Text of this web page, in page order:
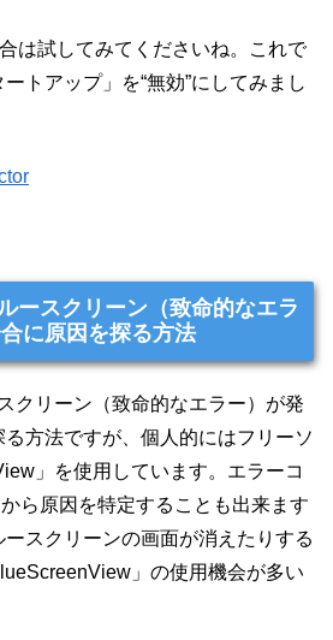
は試してみてくださいね。これで
トアップ」を“無効”にしてみまし
ースクリーン（致命的なエラ
に原因を探る方法
クリーン（致命的なエラー）が発
方法ですが、個人的にはフリーソ
」を使用しています。エラーコ
ら原因を特定することも出来ます
スクリーンの画面が消えたりする
」の使用機会が多い